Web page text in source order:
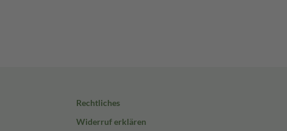
Rechtliches
Widerruf erklären